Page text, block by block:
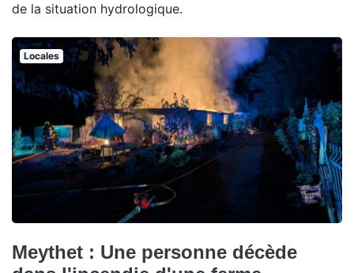
de la situation hydrologique.
Locales
Meythet : Une personne décède